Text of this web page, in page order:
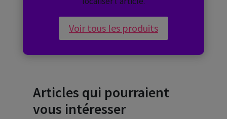
Voir tous les produits
Articles qui pourraient
vous intéresser